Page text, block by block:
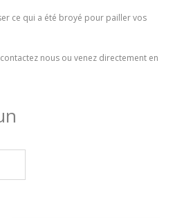
ce qui a été broyé pour pailler vos
nous ou venez directement en